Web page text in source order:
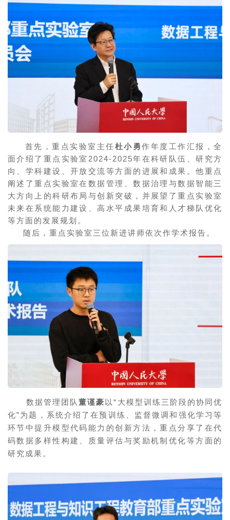
首先，重点实验室主任杜小勇作年度工作汇报，全
面介绍了重点实验室2024-2025年在科研队伍、研究方
向、学科建设、开放交流等方面的进展和成果。他重点
阐述了重点实验室在数据管理、数据治理与数据智能三
大方向上的科研布局与创新突破，并展望了重点实验室
未来在系统能力建设、高水平成果培育和人才梯队优化
等方面的发展规划。
随后，重点实验室三位新进讲师依次作学术报告。
数据管理团队董谨豪 以“大模型训练三阶段的协同优
化”为题，系统介绍了在预训练、监督微调和强化学习等
环节中提升模型代码能力的创新方法，重点分享了在代
码数据多样性构建、质量评估与奖励机制优化等方面的
研究成果。